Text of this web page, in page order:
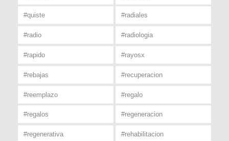
#quiste #radiales
#radio #radiologia
#rapido #rayosx
#rebajas #recuperacion
#reemplazo #regalo
#regalos #regeneracion
#regenerativa #rehabilitacion